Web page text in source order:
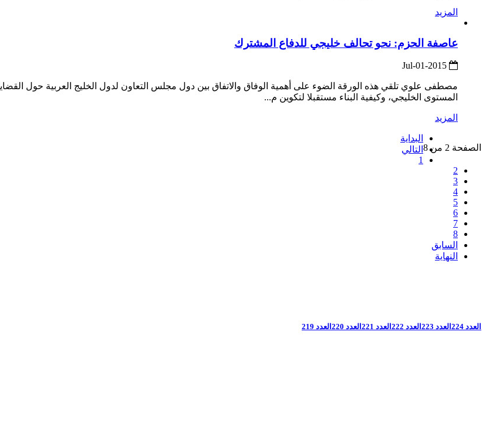
المزيد
عاصفة الحزم: نحو تحالف خليجي للدفاع المشترك
مصطفى علوي تلقي هذه الورقة الضوء على أهمية الوفاق والاتفاق بين دول مجلس التعاون لدول الخليج العربية حول
المستوى الخليجي، وكيفية البناء مستقبلا لتكوين م...
المزيد
الصفحة 2 من 8
البداية
التالي
1
2
3
4
5
6
7
8
السابق
النهاية
العدد 224 العدد 223 العدد 222 العدد 221 العدد 220 العدد 219